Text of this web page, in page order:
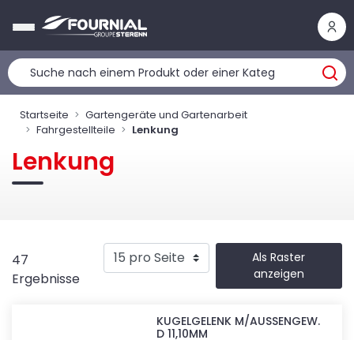
Startseite
Gartengeräte und Gartenarbeit
Fahrgestellteile
Lenkung
Lenkung
47
Ergebnisse
Als Raster
anzeigen
KUGELGELENK M/AUSSENGEW.
D 11,10MM